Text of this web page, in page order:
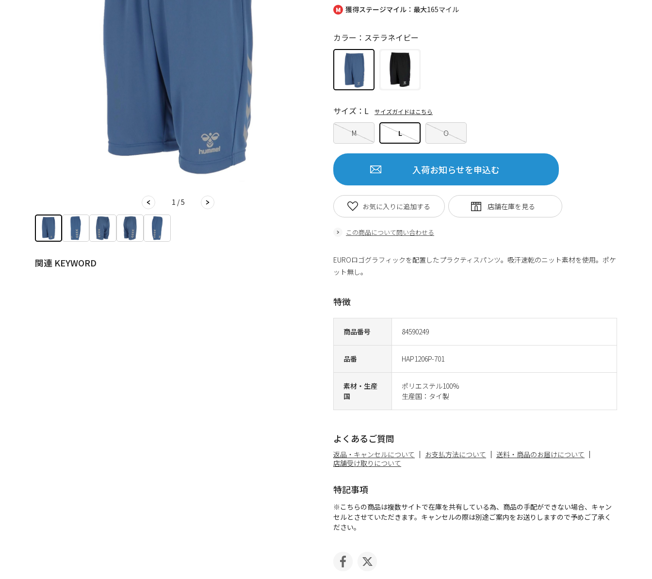
1 / 5
関連 KEYWORD
獲得ステージマイル：最大165マイル
商品番号 84590249
品番 HAP1206P-701
素材・生産
国
ポリエステル100%
生産国：タイ製
カラー：ステラネイビー
M L O
サイズ：L サイズガイドはこちら
入荷お知らせを申込む
この商品について問い合わせる
お気に入りに追加する
EUROロゴグラフィックを配置したプラクティスパンツ。吸汗速乾のニット素材を使用。ポケ
ット無し。
特徴
よくあるご質問
返品・キャンセルについて お支払方法について
送料・商品のお届けについて
店舗受け取りについて
特記事項
※こちらの商品は複数サイトで在庫を共有している為、商品の手配ができない場合、キャン
セルとさせていただきます。キャンセルの際は別途ご案内をお送りしますので予めご了承く
ださい。